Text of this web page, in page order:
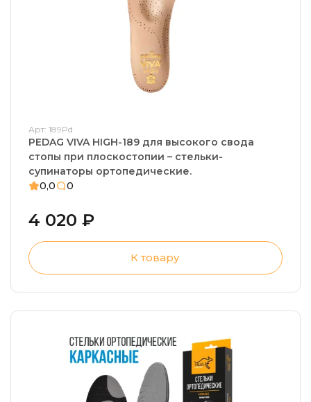
Арт: 189Pd
PEDAG VIVA HIGH-189 для высокого свода
стопы при плоскостопии – стельки-
супинаторы ортопедические.
0,0
0
4 020 ₽
К товару